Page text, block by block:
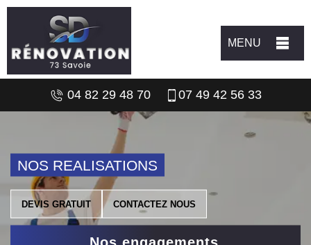
MENU
04 82 29 48 70 07 49 42 56 33
NOS REALISATIONS
DEVIS GRATUIT CONTACTEZ NOUS
Nos engagements